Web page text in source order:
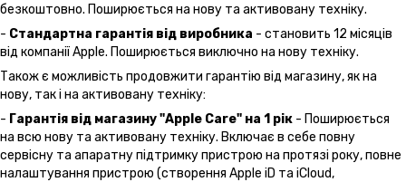
безкоштовно. Поширюється на нову та активовану техніку.
- Стандартна гарантія від виробника - становить 12 місяців
від компанії Apple. Поширюється виключно на нову техніку.
Також є можливість продовжити гарантію від магазину, як на
нову, так і на активовану техніку:
- Гарантія від магазину "Apple Care" на 1 рік - Поширюється
на всю нову та активовану техніку. Включає в себе повну
сервісну та апаратну підтримку пристрою на протязі року, повне
налаштування пристрою (створення Apple iD та iCloud,